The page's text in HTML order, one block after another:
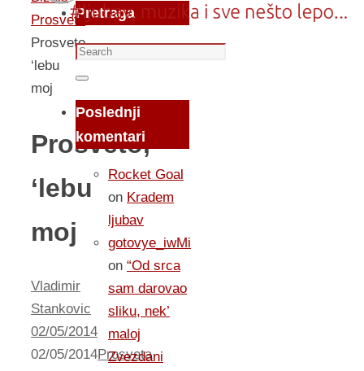
Prosveta
Prosveto,
‘lebu
moj
Prosveto,
‘lebu
moj
Vladimir
Stankovic
02/05/2014
02/05/2014Prosveta
Pretraga
Search
for:
Search
Poslednji
komentari
Rocket Goal
on Kradem
ljubav
gotovye_iwMi
on “Od srca
sam darovao
sliku, nek’
maloj
Zvezdani